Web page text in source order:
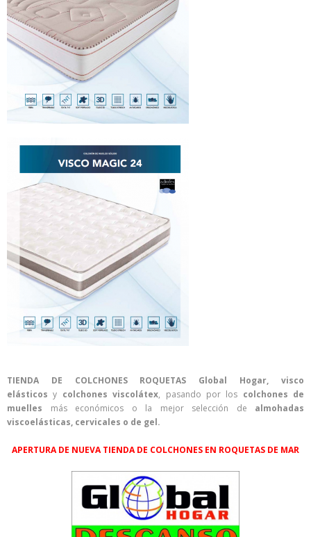
TIENDA DE COLCHONES ROQUETAS Global Hogar, visco
elásticos y colchones viscolátex, pasando por los colchones de
muelles más económicos o la mejor selección de almohadas
viscoelásticas, cervicales o de gel.
APERTURA DE NUEVA TIENDA DE COLCHONES EN ROQUETAS DE MAR